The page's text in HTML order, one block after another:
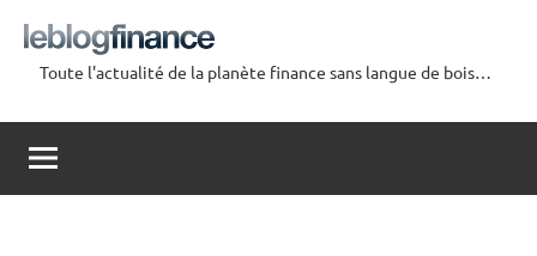
contenu
Blog
Finance
Toute l'actualité de la planète finance sans langue de bois…